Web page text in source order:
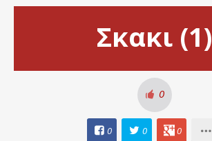
Σκακι (1)
0
0 0 0